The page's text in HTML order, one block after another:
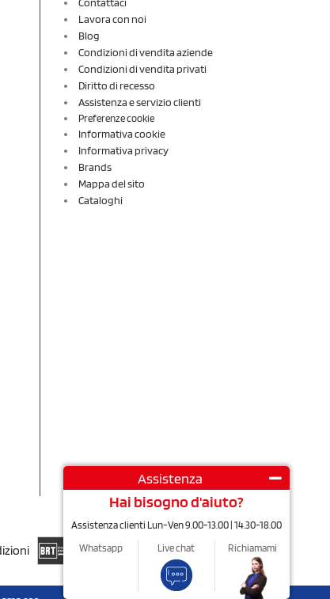
Contattaci
Lavora con noi
Blog
Condizioni di vendita aziende
Condizioni di vendita privati
Diritto di recesso
Assistenza e servizio clienti
Preferenze cookie
Informativa cookie
Informativa privacy
Brands
Mappa del sito
Cataloghi
Assistenza
Hai bisogno d'aiuto?
Assistenza clienti Lun-Ven 9.00-13.00 | 14.30-18.00
Whatsapp
Live chat Richiamami